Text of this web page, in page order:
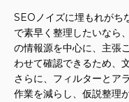
SEOノイズに埋もれがち
で素早く整理したいなら
の情報源を中心に、主張
わせて確認できるため、
さらに、フィルターとア
作業を減らし、仮説整理